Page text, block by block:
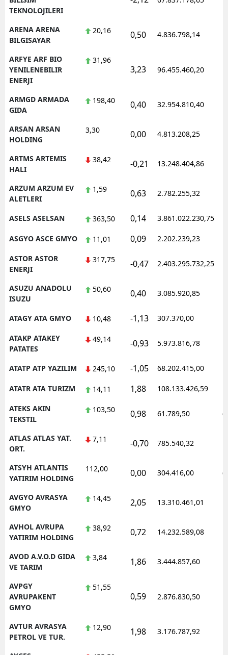
TEKNOLOJILERI
ARENA ARENA
BILGISAYAR
20,16 0,50 4.836.798,14
ARFYE ARF BIO
YENILENEBILIR
ENERJI
31,96
3,23 96.455.460,20
ARMGD ARMADA
GIDA
198,40 0,40 32.954.810,40
ARSAN ARSAN
HOLDING
3,30 0,00 4.813.208,25
ARTMS ARTEMIS
HALI
38,42 -0,21 13.248.404,86
ARZUM ARZUM EV
ALETLERI
1,59 0,63 2.782.255,32
ASELS ASELSAN 363,50 0,14 3.861.022.230,75
ASGYO ASCE GMYO 11,01 0,09 2.202.239,23
ASTOR ASTOR
ENERJI
317,75 -0,47 2.403.295.732,25
ASUZU ANADOLU
ISUZU
50,60 0,40 3.085.920,85
ATAGY ATA GMYO 10,48 -1,13 307.370,00
ATAKP ATAKEY
PATATES
49,14 -0,93 5.973.816,78
ATATP ATP YAZILIM 245,10 -1,05 68.202.415,00
ATATR ATA TURIZM 14,11 1,88 108.133.426,59
ATEKS AKIN
TEKSTIL
103,50 0,98 61.789,50
ATLAS ATLAS YAT.
ORT.
7,11 -0,70 785.540,32
ATSYH ATLANTIS
YATIRIM HOLDING
112,00 0,00 304.416,00
AVGYO AVRASYA
GMYO
14,45 2,05 13.310.461,01
AVHOL AVRUPA
YATIRIM HOLDING
38,92 0,72 14.232.589,08
AVOD A.V.O.D GIDA
VE TARIM
3,84 1,86 3.444.857,60
AVPGY
AVRUPAKENT
GMYO
51,55
0,59 2.876.830,50
AVTUR AVRASYA
PETROL VE TUR.
12,90 1,98 3.176.787,92